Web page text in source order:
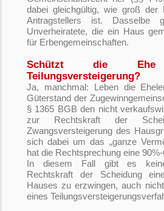
dabei gleichgültig, wie groß der
Antragstellers ist.
Unverheiratete, die ein Haus
für Erbengemeinschaften.
Schützt die
Teilungsversteigerung?
Ja, manchmal: Leben die
Güterstand der
§ 1365 BGB den nicht
zur Rechtskraft der
Zwangsversteigerung des
sich dabei um das „ganze
hat die Rechtsprechung eine
In diesem Fall gibt es
Rechtskraft der Scheidung
Hauses zu erzwingen, auch
eines